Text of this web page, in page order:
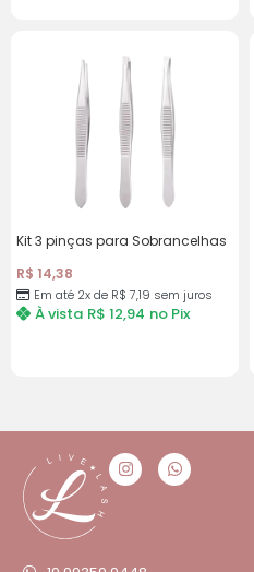
Kit 3 pinças para Sobrancelhas
R$ 14,38
Em até 2x de R$7,19 sem juros
À vista R$ 12,94 no Pix